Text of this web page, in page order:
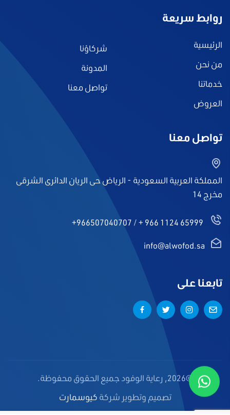
روابط سريعة
الرئيسية
من نحن
خدماتنا
العروض
شركاؤنا
المدونة
تواصل معنا
تواصل معنا
المملكة العربية السعودية - الرياض حى الريان الدائرى الشرقى
مخرج 14
+ 966 1124 65999
/
+966507040707
info@alwofod.sa
تابعنا على
©2026, رعاية الوفود جميع الحقوق محفوظة.
تصميم وتطوير شركة كيوسمارت